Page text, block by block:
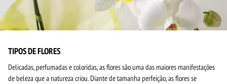
TIPOS DE FLORES
Delicadas, perfumadas e coloridas, as flores são uma das maiores manifestações
de beleza que a natureza criou. Diante de tamanha perfeição, as flores se